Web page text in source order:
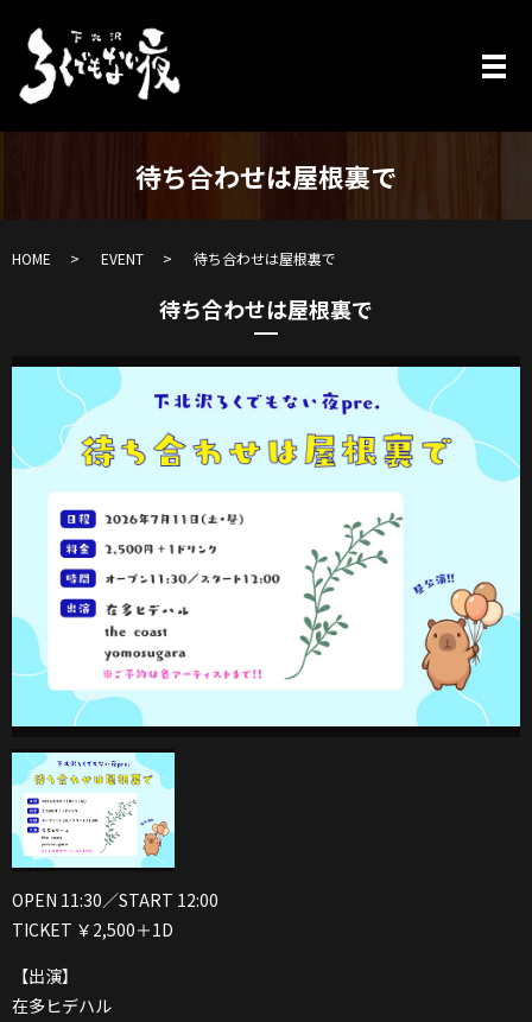
待ち合わせは屋根裏で
HOME EVENT 待ち合わせは屋根裏で
待ち合わせは屋根裏で
OPEN 11:30／START 12:00
TICKET ￥2,500＋1D
【出演】
在多ヒデハル